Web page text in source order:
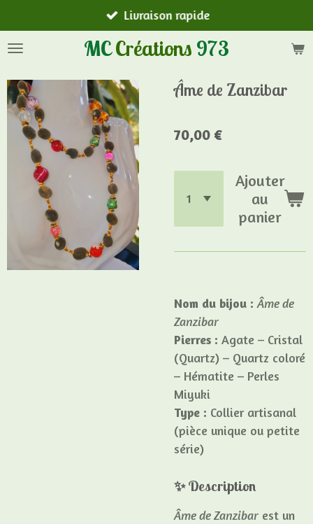
au
contenu
MCCréations 973
Livraison rapide
Âme de Zanzibar
70,00 €
Ajouter
au
panier
Nom du bijou : Âme de
Zanzibar
Pierres : Agate – Cristal
(Quartz) – Quartz coloré
– Hématite – Perles
Miyuki
Type : Collier artisanal
(pièce unique ou petite
série)
✨ Description
Âme de Zanzibar est un